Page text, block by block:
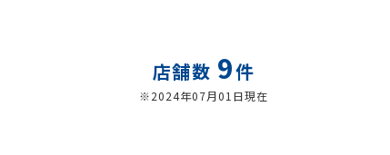
店舗数 9件
※2024年07月01日現在